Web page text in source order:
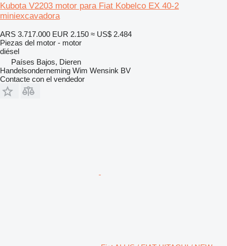
Kubota V2203 motor para Fiat Kobelco EX 40-2
miniexcavadora
ARS 3.717.000 EUR 2.150 ≈ US$ 2.484
Piezas del motor - motor
diésel
Países Bajos, Dieren
Handelsonderneming Wim Wensink BV
Contacte con el vendedor